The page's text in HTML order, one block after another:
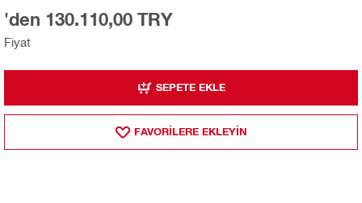
Fiyat
'den 130.110,00 TRY
SEPETE EKLE
FAVORILERE EKLEYIN